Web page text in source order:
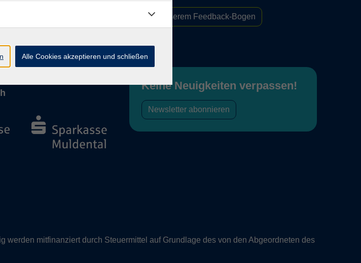
Zu unserem Feedback-Bogen
Keine Neuigkeiten verpassen!
Newsletter abonnieren
werden mitfinanziert durch Steuermittel auf Grundlage des von den Abgeordneten des
Alle Cookies akzeptieren und schließen